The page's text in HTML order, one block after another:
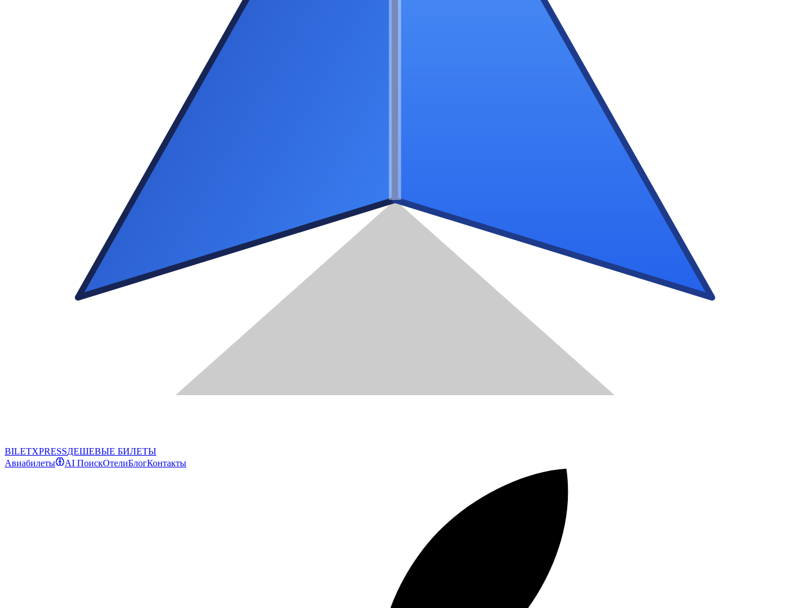
BILETXPRESSДЕШЕВЫЕ БИЛЕТЫ
Авиабилеты
AI ПоискОтелиБлогКонтакты